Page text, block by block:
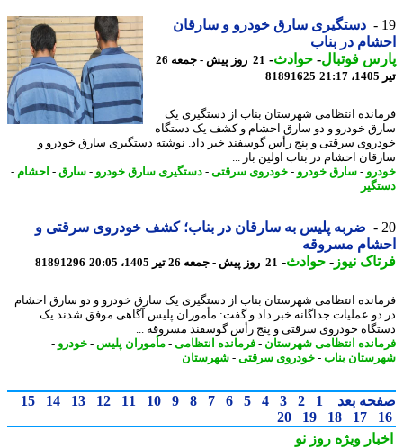
دستگیری سارق خودرو و سارقان
در بناب
فوتبال-حوادث -
21 روز پیش - جمعه 26
81891625
انتظامی شهرستان بناب از دستگیری یک
خودرو و دو سارق احشام و کشف یک دستگاه
سرقتی و پنج رأس گوسفند خبر داد. نوشته دستگیری سارق خودرو و
احشام در بناب اولین بار ...
-سارق خودرو-خودروی سرقتی -دستگیری سارق خودرو-سارق- احشام-
ضربه پلیس به سارقان در بناب؛ کشف خودروی سرقتی و
مسروقه
نیوز-حوادث -21 روز پیش - جمعه 26 تیر 1405، 20:05 81891296
انتظامی شهرستان بناب از دستگیری یک سارق خودرو و دو سارق احشام
عملیات جداگانه خبر داد و گفت: مأموران پلیس آگاهی موفق شدند یک
خودروی سرقتی و پنج رأس گوسفند مسروقه ...
انتظامی شهرستان-فرمانده انتظامی-مأموران پلیس-خودرو-
بناب -خودروی سرقتی -شهرستان
بعد 1
2
3
4
5
6
7
8
9
10
11
12
13
14
15
17
18
19
20
ویژهروز نو